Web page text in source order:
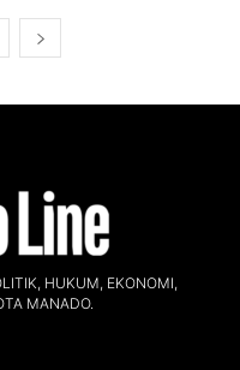
HUKUM, EKONOMI,
MANADO.